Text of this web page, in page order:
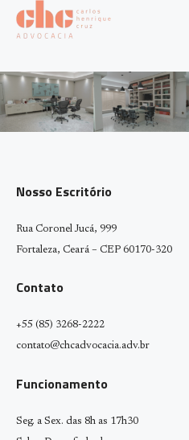
Nosso Escritório
Rua Coronel Jucá, 999
Fortaleza, Ceará – CEP 60170-320
Contato
+55 (85) 3268-2222
contato@chcadvocacia.adv.br
Funcionamento
Seg. a Sex. das 8h as 17h30